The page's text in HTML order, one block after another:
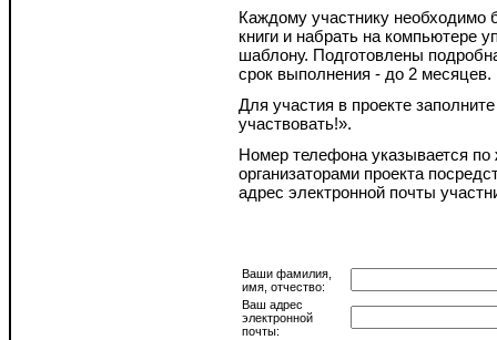
Каждому участнику необходимо
книги и набрать на компьютере
шаблону. Подготовлены
срок выполнения - до 2 месяцев.
Для участия в проекте
участвовать!».
Номер телефона указывается
организаторами проекта
адрес электронной почты
Ваши фамилия,
имя, отчество:
Ваш адрес
электронной
почты: